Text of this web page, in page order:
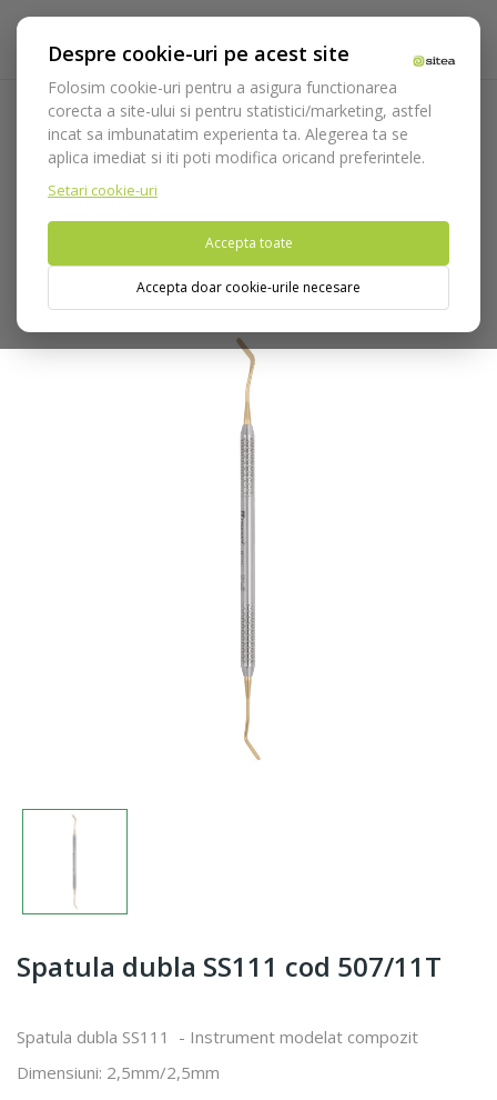
Despre cookie-uri pe acest site
Folosim cookie-uri pentru a asigura functionarea
corecta a site-ului si pentru statistici/marketing, astfel
incat sa imbunatatim experienta ta. Alegerea ta se
aplica imediat si iti poti modifica oricand preferintele.
Setari cookie-uri
Accepta toate
Accepta doar cookie-urile necesare
Acasa Instrumentar
Diagnostic, parodontologie si
restaurare
Restaurare
Instrumente modelare/compozit
Spatula dubla SS111 cod 507/11T
Nu puteti plasa comenzi din tara din care accesati website-ul
(United States).
Spatula dubla SS111 cod 507/11T
Spatula dubla SS111 - Instrument modelat compozit
Dimensiuni: 2,5mm/2,5mm